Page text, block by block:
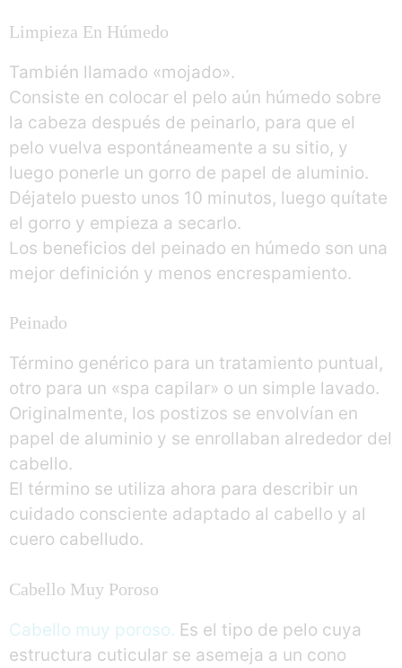
Limpieza En Húmedo
También llamado «mojado».
Consiste en colocar el pelo aún húmedo sobre
la cabeza después de peinarlo, para que el
pelo vuelva espontáneamente a su sitio, y
luego ponerle un gorro de papel de aluminio.
Déjatelo puesto unos 10 minutos, luego quítate
el gorro y empieza a secarlo.
Los beneficios del peinado en húmedo son una
mejor definición y menos encrespamiento.
Peinado
Término genérico para un tratamiento puntual,
otro para un «spa capilar» o un simple lavado.
Originalmente, los postizos se envolvían en
papel de aluminio y se enrollaban alrededor del
cabello.
El término se utiliza ahora para describir un
cuidado consciente adaptado al cabello y al
cuero cabelludo.
Cabello Muy Poroso
Cabello muy poroso. Es el tipo de pelo cuya
estructura cuticular se asemeja a un cono